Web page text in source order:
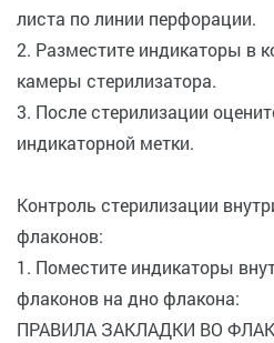
листа по линии перфорации.
2. Разместите индикаторы в
камеры стерилизатора.
3. После стерилизации
индикаторной метки.
Контроль стерилизации
флаконов:
1. Поместите индикаторы
флаконов на дно флакона:
ПРАВИЛА ЗАКЛАДКИ ВО